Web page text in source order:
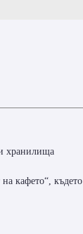
хранилища
на кафето“,